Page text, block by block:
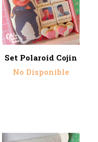
Set Polaroid Cojin
No Disponible